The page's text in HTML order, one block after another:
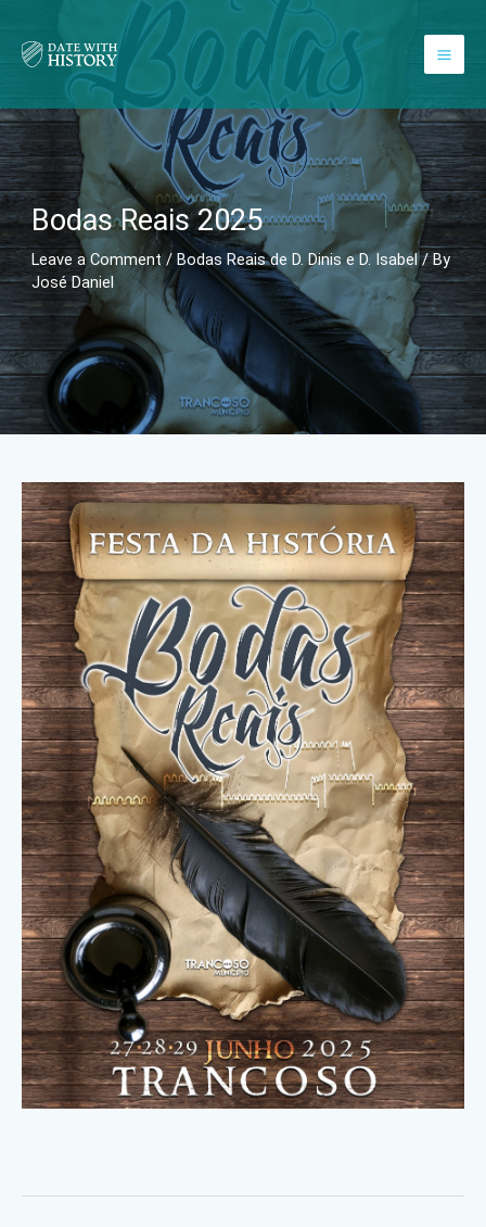
content
Bodas Reais 2025
Leave a Comment /Bodas Reais de D. Dinis e D. Isabel/ By
José Daniel